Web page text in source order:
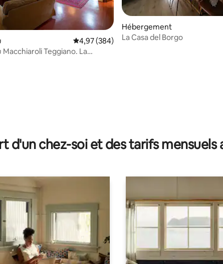
sur la base de 70 commentaires : 5 sur 5
Évaluation moyenne sur la base de 384
4,97 (384)
Macchiaroli Teggiano. La
Hébergement
La Casa del Borgo
d'un chez-soi et des tarifs mensuels